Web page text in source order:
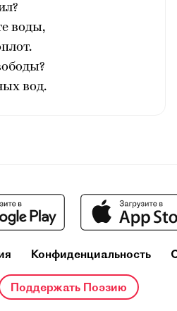
воды,
вод.
Конфиденциальность
Поддержать Поэзию